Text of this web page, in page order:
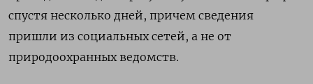
спустя несколько дней, причем сведения
пришли из социальных сетей, а не от
природоохранных ведомств.